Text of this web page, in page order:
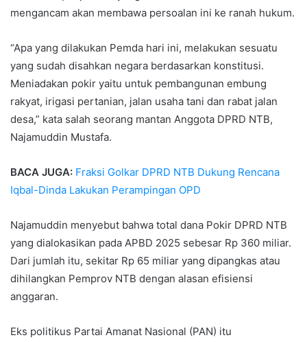
mengancam akan membawa persoalan ini ke ranah hukum.
“Apa yang dilakukan Pemda hari ini, melakukan sesuatu
yang sudah disahkan negara berdasarkan konstitusi.
Meniadakan pokir yaitu untuk pembangunan embung
rakyat, irigasi pertanian, jalan usaha tani dan rabat jalan
desa,” kata salah seorang mantan Anggota DPRD NTB,
Najamuddin Mustafa.
BACA JUGA: Fraksi Golkar DPRD NTB Dukung Rencana
Iqbal-Dinda Lakukan Perampingan OPD
Najamuddin menyebut bahwa total dana Pokir DPRD NTB
yang dialokasikan pada APBD 2025 sebesar Rp 360 miliar.
Dari jumlah itu, sekitar Rp 65 miliar yang dipangkas atau
dihilangkan Pemprov NTB dengan alasan efisiensi
anggaran.
Eks politikus Partai Amanat Nasional (PAN) itu